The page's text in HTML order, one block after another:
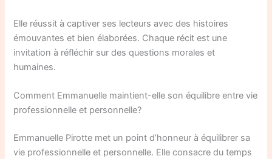
Elle réussit à captiver ses lecteurs avec des histoires
émouvantes et bien élaborées. Chaque récit est une
invitation à réfléchir sur des questions morales et
humaines.
Comment Emmanuelle maintient-elle son équilibre entre vie
professionnelle et personnelle?
Emmanuelle Pirotte met un point d’honneur à équilibrer sa
vie professionnelle et personnelle. Elle consacre du temps